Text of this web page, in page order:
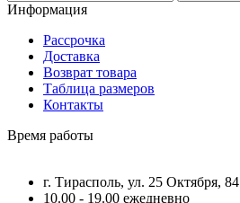
Информация
Рассрочка
Доставка
Возврат товара
Таблица размеров
Контакты
Время работы
г. Тирасполь, ул. 25 Октября, 84
10.00 - 19.00 ежедневно